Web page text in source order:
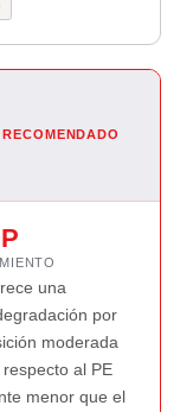
RECOMENDADO
una
por
moderada
al PE
menor que el